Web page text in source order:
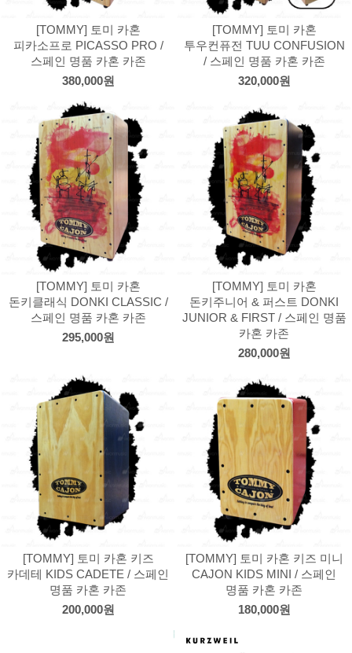
[TOMMY] 토미 카혼
피카소프로 PICASSO PRO /
스페인 명품 카혼 카존
380,000원
[TOMMY] 토미 카혼
투우컨퓨전 TUU CONFUSION
/ 스페인 명품 카혼 카존
320,000원
[TOMMY] 토미 카혼
돈키클래식 DONKI CLASSIC /
스페인 명품 카혼 카존
295,000원
[TOMMY] 토미 카혼
돈키주니어 & 퍼스트 DONKI
JUNIOR & FIRST / 스페인 명품
카혼 카존
280,000원
[TOMMY] 토미 카혼 키즈
카데테 KIDS CADETE / 스페인
명품 카혼 카존
200,000원
[TOMMY] 토미 카혼 키즈 미니
CAJON KIDS MINI / 스페인
명품 카혼 카존
180,000원